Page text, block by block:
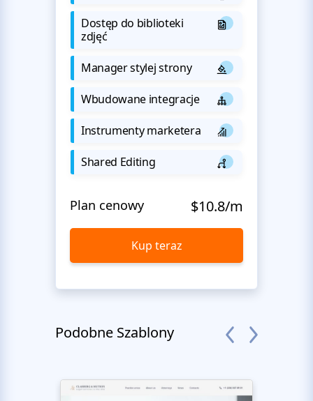
Dostęp do biblioteki
zdjęć
Manager stylej strony
Wbudowane integracje
Instrumenty marketera
Shared Editing
Plan cenowy $10.8/m
Kup teraz
Podobne Szablony